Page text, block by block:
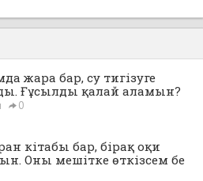
жара бар, су тигізуге
Ғұсылды қалай аламын?
0
кітабы бар, бірақ оқи
Оны мешітке өткізсем бе